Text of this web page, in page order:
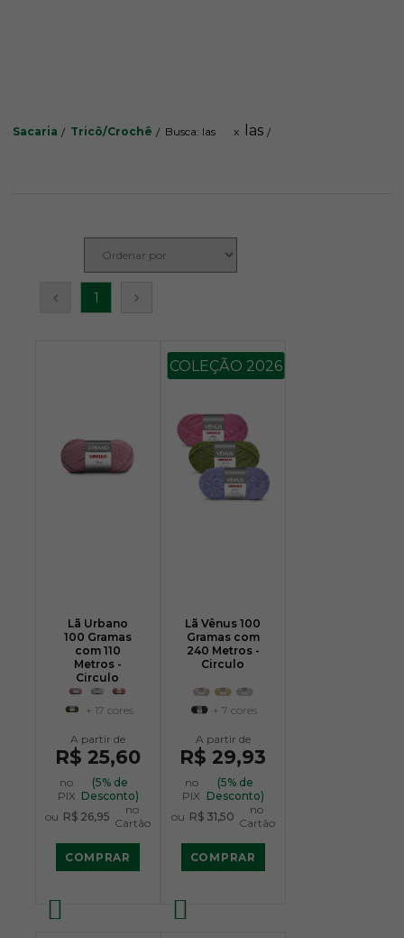
Sacaria Tricô/Crochê Busca: las x las
1
Lã Urbano
100 Gramas
com 110
Metros -
Circulo
+ 17 cores
R$ 25,60
no
PIX
(5% de
Desconto)
ou R$ 26,95
no
Cartão
COMPRAR
COLEÇÃO 2026
Lã Vênus 100
Gramas com
240 Metros -
Circulo
+ 7 cores
R$ 29,93
no
PIX
(5% de
Desconto)
ou R$ 31,50
no
Cartão
COMPRAR